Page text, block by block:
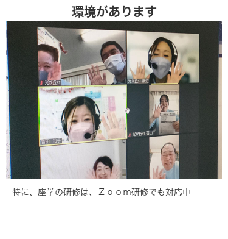
環境があります
特に、座学の研修は、Ｚｏｏｍ研修でも対応中